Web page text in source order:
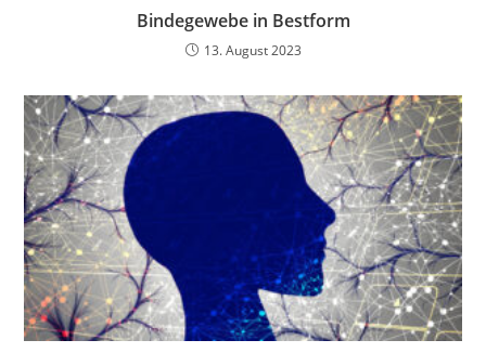
Bindegewebe in Bestform
13. August 2023